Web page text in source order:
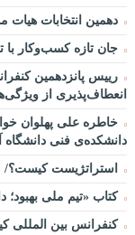
دهمین انتخابات هیات
جان تازه کسب‌وکار با
رییس پانزدهمین
انعطاف‌پذیری از
خاطره علی پهلوان
دانشکده‌ی فنی دانشگاه
استراتژیست کیست؟‬/
کتاب «تیم ملی